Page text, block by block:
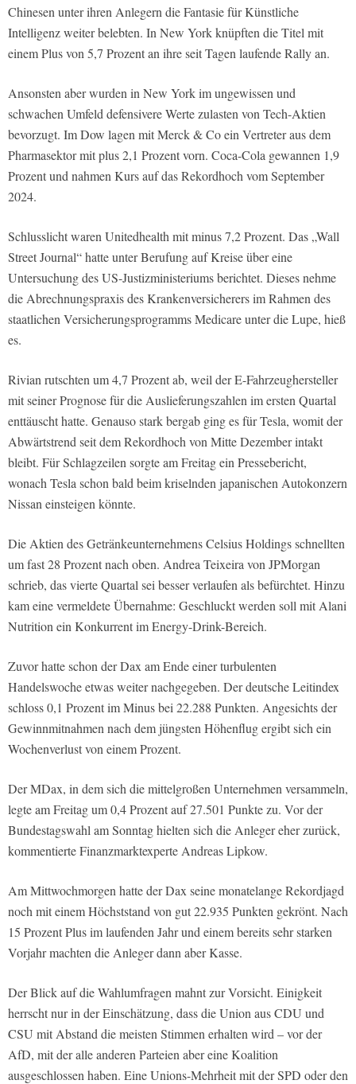
Chinesen unter ihren Anlegern die Fantasie für Künstliche
Intelligenz weiter belebten. In New York knüpften die Titel mit
einem Plus von 5,7 Prozent an ihre seit Tagen laufende Rally an.
Ansonsten aber wurden in New York im ungewissen und
schwachen Umfeld defensivere Werte zulasten von Tech-Aktien
bevorzugt. Im Dow lagen mit Merck & Co ein Vertreter aus dem
Pharmasektor mit plus 2,1 Prozent vorn. Coca-Cola gewannen 1,9
Prozent und nahmen Kurs auf das Rekordhoch vom September
2024.
Schlusslicht waren Unitedhealth mit minus 7,2 Prozent. Das „Wall
Street Journal“ hatte unter Berufung auf Kreise über eine
Untersuchung des US-Justizministeriums berichtet. Dieses nehme
die Abrechnungspraxis des Krankenversicherers im Rahmen des
staatlichen Versicherungsprogramms Medicare unter die Lupe, hieß
es.
Rivian rutschten um 4,7 Prozent ab, weil der E-Fahrzeughersteller
mit seiner Prognose für die Auslieferungszahlen im ersten Quartal
enttäuscht hatte. Genauso stark bergab ging es für Tesla, womit der
Abwärtstrend seit dem Rekordhoch von Mitte Dezember intakt
bleibt. Für Schlagzeilen sorgte am Freitag ein Pressebericht,
wonach Tesla schon bald beim kriselnden japanischen Autokonzern
Nissan einsteigen könnte.
Die Aktien des Getränkeunternehmens Celsius Holdings schnellten
um fast 28 Prozent nach oben. Andrea Teixeira von JPMorgan
schrieb, das vierte Quartal sei besser verlaufen als befürchtet. Hinzu
kam eine vermeldete Übernahme: Geschluckt werden soll mit Alani
Nutrition ein Konkurrent im Energy-Drink-Bereich.
Zuvor hatte schon der Dax am Ende einer turbulenten
Handelswoche etwas weiter nachgegeben. Der deutsche Leitindex
schloss 0,1 Prozent im Minus bei 22.288 Punkten. Angesichts der
Gewinnmitnahmen nach dem jüngsten Höhenflug ergibt sich ein
Wochenverlust von einem Prozent.
Der MDax, in dem sich die mittelgroßen Unternehmen versammeln,
legte am Freitag um 0,4 Prozent auf 27.501 Punkte zu. Vor der
Bundestagswahl am Sonntag hielten sich die Anleger eher zurück,
kommentierte Finanzmarktexperte Andreas Lipkow.
Am Mittwochmorgen hatte der Dax seine monatelange Rekordjagd
noch mit einem Höchststand von gut 22.935 Punkten gekrönt. Nach
15 Prozent Plus im laufenden Jahr und einem bereits sehr starken
Vorjahr machten die Anleger dann aber Kasse.
Der Blick auf die Wahlumfragen mahnt zur Vorsicht. Einigkeit
herrscht nur in der Einschätzung, dass die Union aus CDU und
CSU mit Abstand die meisten Stimmen erhalten wird – vor der
AfD, mit der alle anderen Parteien aber eine Koalition
ausgeschlossen haben. Eine Unions-Mehrheit mit der SPD oder den